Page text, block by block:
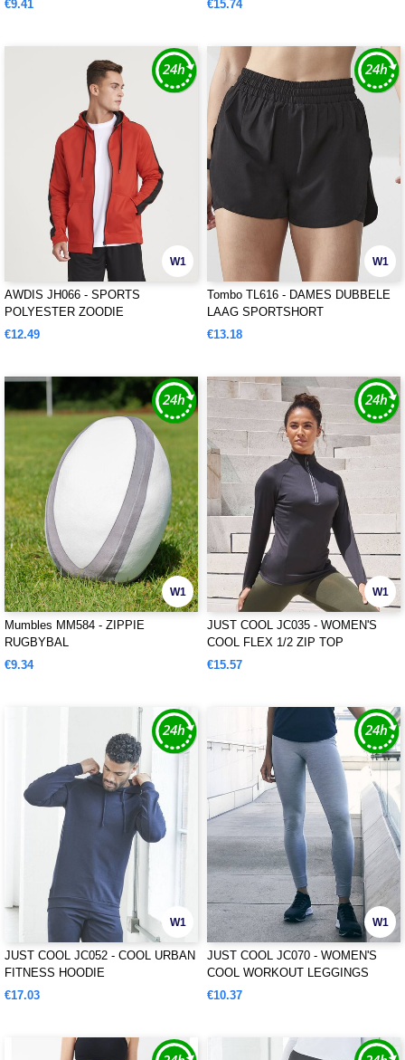
€9.41 €15.74
W1
AWDIS JH066 - SPORTS
POLYESTER ZOODIE
€12.49
W1
Tombo TL616 - DAMES DUBBELE
LAAG SPORTSHORT
€13.18
W1
Mumbles MM584 - ZIPPIE
RUGBYBAL
€9.34
W1
JUST COOL JC035 - WOMEN'S
COOL FLEX 1/2 ZIP TOP
€15.57
W1
JUST COOL JC052 - COOL URBAN
FITNESS HOODIE
€17.03
W1
JUST COOL JC070 - WOMEN'S
COOL WORKOUT LEGGINGS
€10.37